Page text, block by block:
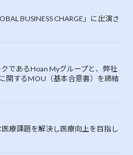
BUSINESS CHARGE」に出演さ
であるHoan Myグループと、弊社
関するMOU（基本合意書）を締結
療課題を解決し医療向上を目指し